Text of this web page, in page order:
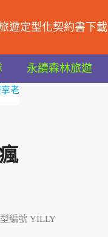
遊定型化契約書下載
永續森林旅遊
老
型編號 YILLY